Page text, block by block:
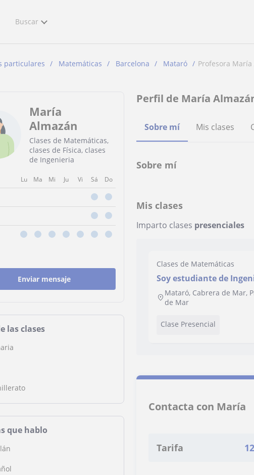
Buscar
particulares Matemáticas Barcelona Mataró Profesora María
María
Almazán
Clases de Matemáticas,
clases de Física, clases
de Ingenieria
Lu Ma Mi Ju Vi Sá Do
Enviar mensaje
las clases
que hablo
Perfil de María
Sobre mí Mis clases
Sobre mí
Mis clases
Imparto clases presenciales
Clases de Matemáticas
Soy estudiante de
matemáticas,
Mataró, Cabrera de Mar,
de Mar
Clase Presencial
Contacta con María
Tarifa 12